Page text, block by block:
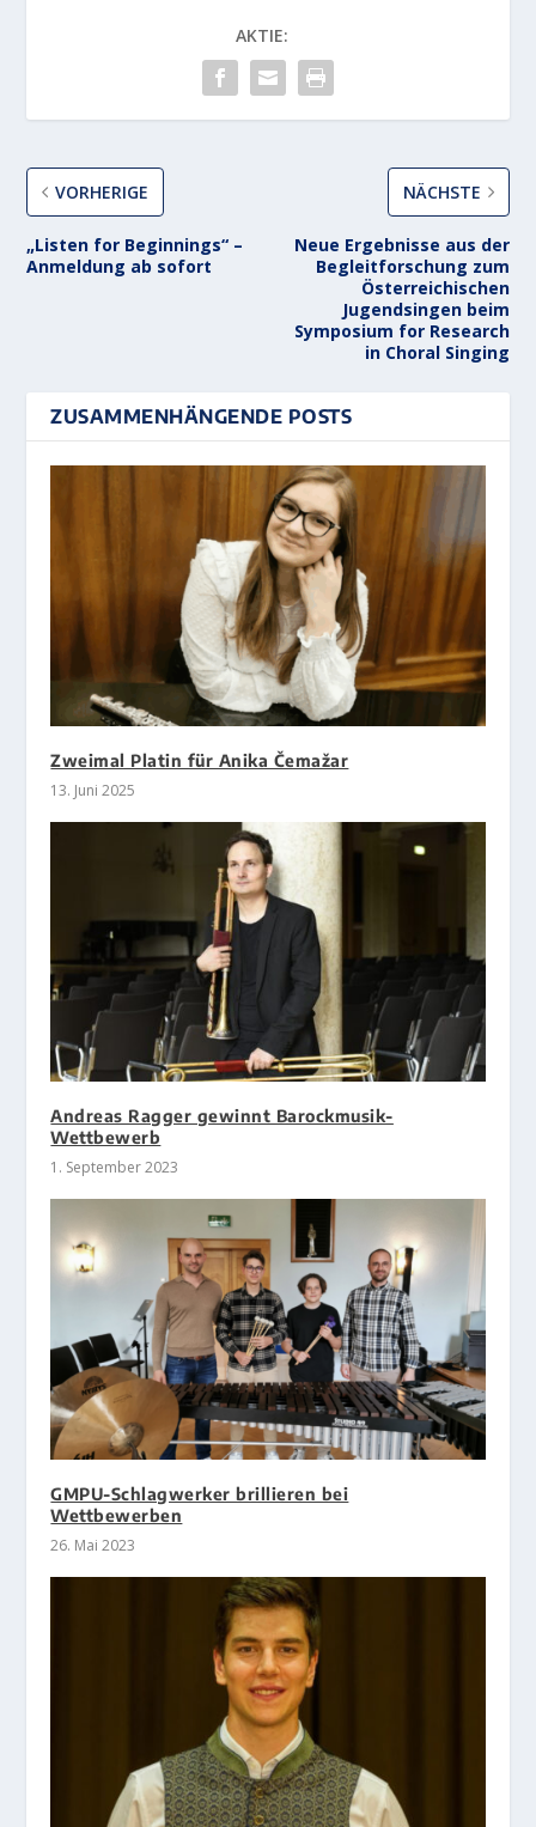
AKTIE:
VORHERIGE
„Listen for Beginnings“ –
Anmeldung ab sofort
NÄCHSTE
Neue Ergebnisse aus der
Begleitforschung zum
Österreichischen
Jugendsingen beim
Symposium for Research
in Choral Singing
ZUSAMMENHÄNGENDE POSTS
Zweimal Platin für Anika Čemažar
13. Juni 2025
Andreas Ragger gewinnt Barockmusik-
Wettbewerb
1. September 2023
GMPU-Schlagwerker brillieren bei
Wettbewerben
26. Mai 2023